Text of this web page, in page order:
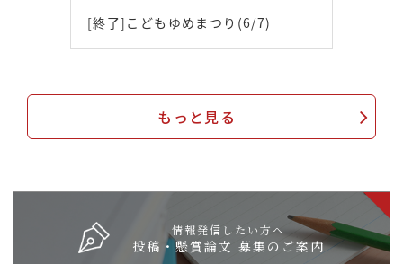
[終了]こどもゆめまつり(6/7)
もっと見る
情報発信したい方へ
投稿・懸賞論文 募集のご案内